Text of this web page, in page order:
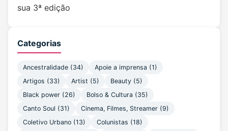
sua 3ª edição
Categorias
Ancestralidade (34)
Apoie a imprensa (1)
Artigos (33)
Artist (5)
Beauty (5)
Black power (26)
Bolso & Cultura (35)
Canto Soul (31)
Cinema, Filmes, Streamer (9)
Coletivo Urbano (13)
Colunistas (18)